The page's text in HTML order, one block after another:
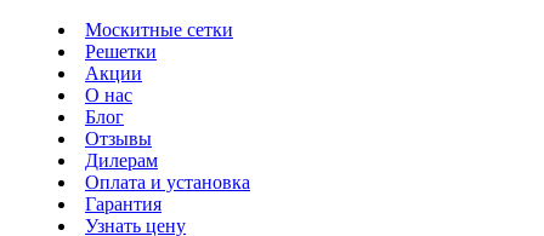
Москитные сетки
Решетки
Акции
О нас
Блог
Отзывы
Дилерам
Оплата и установка
Гарантия
Узнать цену